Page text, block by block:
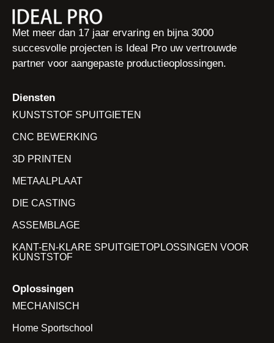
Met meer dan 17 jaar ervaring en bijna 3000
succesvolle projecten is Ideal Pro uw vertrouwde
partner voor aangepaste productieoplossingen.
Diensten
KUNSTSTOF SPUITGIETEN
CNC BEWERKING
3D PRINTEN
METAALPLAAT
DIE CASTING
ASSEMBLAGE
KANT-EN-KLARE SPUITGIETOPLOSSINGEN VOOR
KUNSTSTOF
Oplossingen
MECHANISCH
Home Sportschool